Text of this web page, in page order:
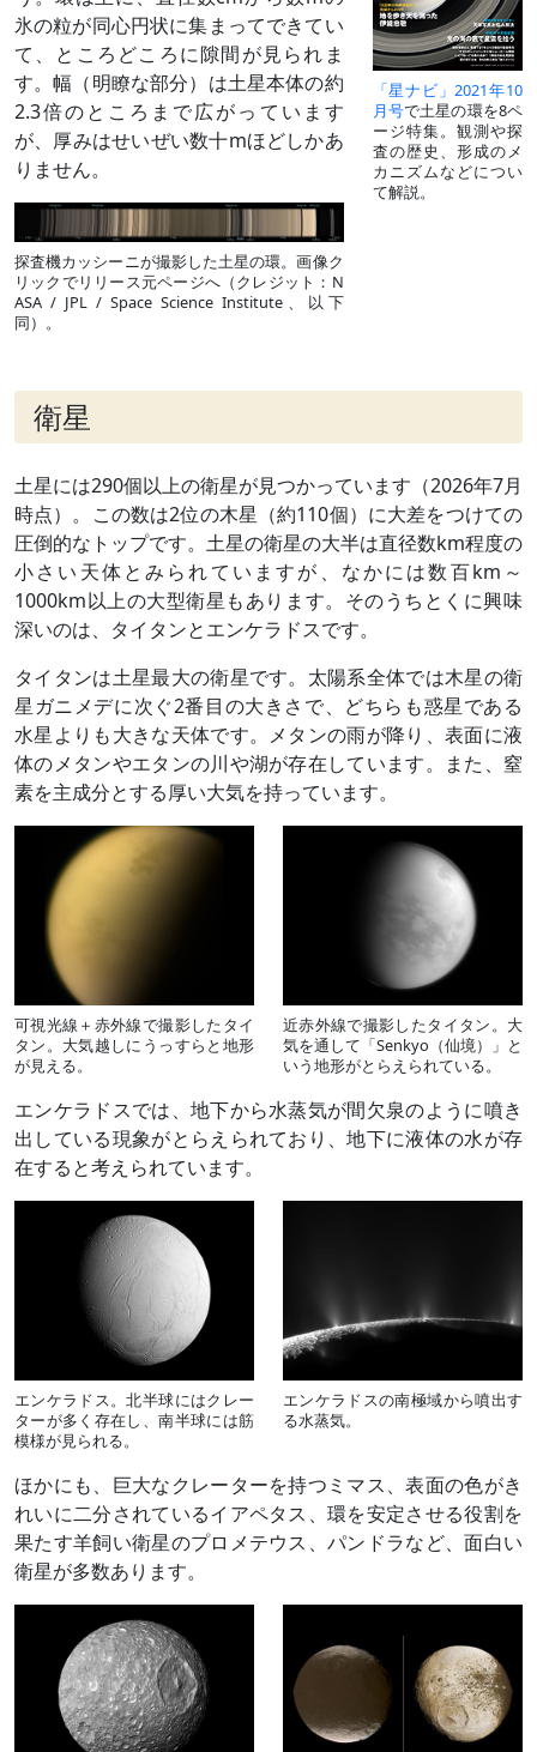
氷の粒が同心円状に集まってできてい
て、ところどころに隙間が見られま
す。幅（明瞭な部分）は土星本体の約
2.3倍のところまで広がっています
が、厚みはせいぜい数十mほどしかあ
りません。
探査機カッシーニが撮影した土星の環。画像ク
リックでリリース元ページへ（クレジット：N
ASA / JPL / Space Science Institute、以下
同）。
「星ナビ」2021年10
月号で土星の環を8ペ
ージ特集。観測や探
査の歴史、形成のメ
カニズムなどについ
て解説。
衛星
土星には290個以上の衛星が見つかっています（2026年7月
時点）。この数は2位の木星（約110個）に大差をつけての
圧倒的なトップです。土星の衛星の大半は直径数km程度の
小さい天体とみられていますが、なかには数百km～
1000km以上の大型衛星もあります。そのうちとくに興味
深いのは、タイタンとエンケラドスです。
タイタンは土星最大の衛星です。太陽系全体では木星の衛
星ガニメデに次ぐ2番目の大きさで、どちらも惑星である
水星よりも大きな天体です。メタンの雨が降り、表面に液
体のメタンやエタンの川や湖が存在しています。また、窒
素を主成分とする厚い大気を持っています。
可視光線＋赤外線で撮影したタイ
タン。大気越しにうっすらと地形
が見える。
近赤外線で撮影したタイタン。大
気を通して「Senkyo（仙境）」と
いう地形がとらえられている。
エンケラドスでは、地下から水蒸気が間欠泉のように噴き
出している現象がとらえられており、地下に液体の水が存
在すると考えられています。
エンケラドス。北半球にはクレー
ターが多く存在し、南半球には筋
模様が見られる。
エンケラドスの南極域から噴出す
る水蒸気。
ほかにも、巨大なクレーターを持つミマス、表面の色がき
れいに二分されているイアペタス、環を安定させる役割を
果たす羊飼い衛星のプロメテウス、パンドラなど、面白い
衛星が多数あります。